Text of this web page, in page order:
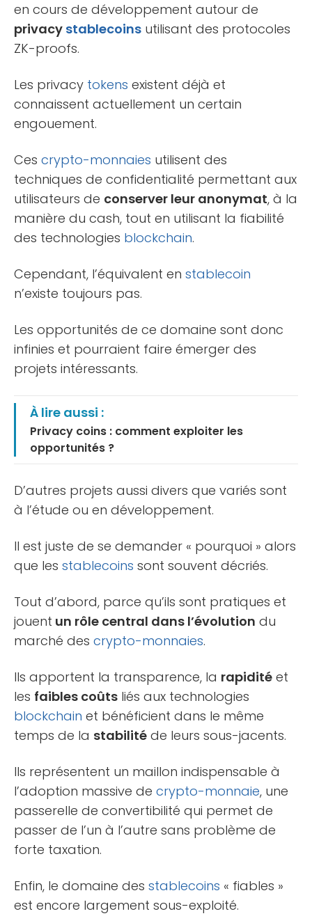
en cours de développement autour de
privacy stablecoins utilisant des protocoles
ZK-proofs.
Les privacy tokens existent déjà et
connaissent actuellement un certain
engouement.
Ces crypto-monnaies utilisent des
techniques de confidentialité permettant aux
utilisateurs de conserver leur anonymat, à la
manière du cash, tout en utilisant la fiabilité
des technologies blockchain.
Cependant, l’équivalent en stablecoin
n’existe toujours pas.
Les opportunités de ce domaine sont donc
infinies et pourraient faire émerger des
projets intéressants.
À lire aussi :
Privacy coins : comment exploiter les
opportunités ?
D’autres projets aussi divers que variés sont
à l’étude ou en développement.
Il est juste de se demander « pourquoi » alors
que les stablecoins sont souvent décriés.
Tout d’abord, parce qu’ils sont pratiques et
jouent un rôle central dans l’évolution du
marché des crypto-monnaies.
Ils apportent la transparence, la rapidité et
les faibles coûts liés aux technologies
blockchain et bénéficient dans le même
temps de la stabilité de leurs sous-jacents.
Ils représentent un maillon indispensable à
l’adoption massive de crypto-monnaie, une
passerelle de convertibilité qui permet de
passer de l’un à l’autre sans problème de
forte taxation.
Enfin, le domaine des stablecoins « fiables »
est encore largement sous-exploité.